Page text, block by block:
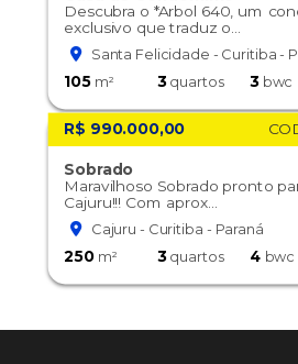
Descubra o *Arbol 640, um
exclusivo que traduz o...
Santa Felicidade - Curitiba -
105m² 3quartos 3bwc
R$ 990.000,00
Sobrado
Maravilhoso Sobrado pronto
Cajuru!!! Com aprox...
Cajuru - Curitiba - Paraná
250m² 3quartos 4 bwc